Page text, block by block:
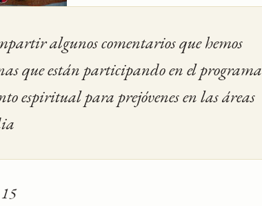
algunos comentarios que hemos
que están participando en el programa
espiritual para prejóvenes en las áreas